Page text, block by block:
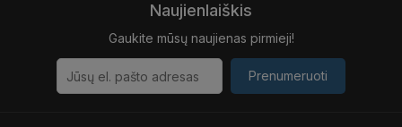
Naujienlaiškis
Gaukite mūsų naujienas pirmieji!
Prenumeruoti